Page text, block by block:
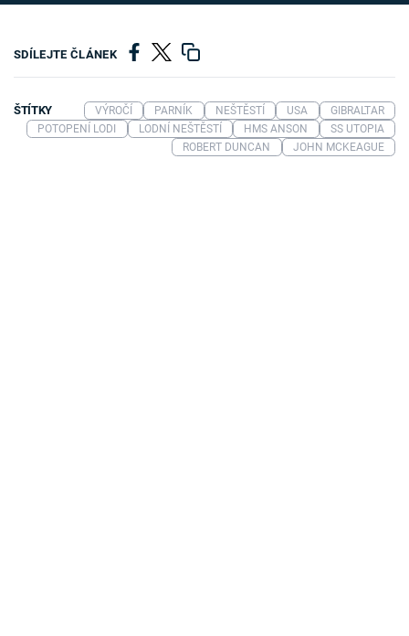
SDÍLEJTE ČLÁNEK
ŠTÍTKY VÝROČÍ PARNÍK NEŠTĚSTÍ USA
GIBRALTAR
POTOPENÍ LODI
LODNÍ NEŠTĚSTÍ HMS ANSON
SS UTOPIA
ROBERT DUNCAN
JOHN MCKEAGUE